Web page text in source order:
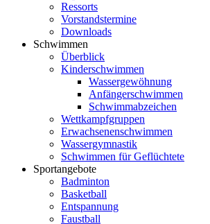
Ressorts
Vorstandstermine
Downloads
Schwimmen
Überblick
Kinderschwimmen
Wassergewöhnung
Anfängerschwimmen
Schwimmabzeichen
Wettkampfgruppen
Erwachsenenschwimmen
Wassergymnastik
Schwimmen für Geflüchtete
Sportangebote
Badminton
Basketball
Entspannung
Faustball